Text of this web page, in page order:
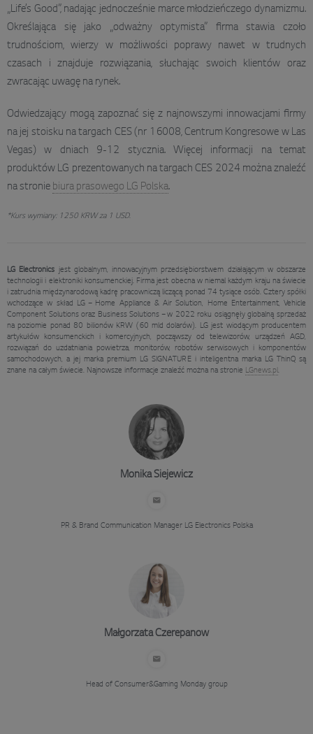
„Life’s Good”, nadając jednocześnie marce młodzieńczego dynamizmu.
Określająca się jako „odważny optymista” firma stawia czoło
trudnościom, wierzy w możliwości poprawy nawet w trudnych
czasach i znajduje rozwiązania, słuchając swoich klientów oraz
zwracając uwagę na rynek.
Odwiedzający mogą zapoznać się z najnowszymi innowacjami firmy
na jej stoisku na targach CES (nr 16008, Centrum Kongresowe w Las
Vegas) w dniach 9-12 stycznia. Więcej informacji na temat
produktów LG prezentowanych na targach CES 2024 można znaleźć
na stronie biura prasowego LG Polska.
*Kurs wymiany: 1250 KRW za 1 USD.
LG Electronics jest globalnym, innowacyjnym przedsiębiorstwem działającym w obszarze
technologii i elektroniki konsumenckiej. Firma jest obecna w niemal każdym kraju na świecie
i zatrudnia międzynarodową kadrę pracowniczą liczącą ponad 74 tysiące osób. Cztery spółki
wchodzące w skład LG – Home Appliance & Air Solution, Home Entertainment, Vehicle
Component Solutions oraz Business Solutions – w 2022 roku osiągnęły globalną sprzedaż
na poziomie ponad 80 bilionów KRW (60 mld dolarów). LG jest wiodącym producentem
artykułów konsumenckich i komercyjnych, począwszy od telewizorów, urządzeń AGD,
rozwiązań do uzdatniania powietrza, monitorów, robotów serwisowych i komponentów
samochodowych, a jej marka premium LG SIGNATURE i inteligentna marka LG ThinQ są
znane na całym świecie. Najnowsze informacje znaleźć można na stronie LGnews.pl.
Monika Siejewicz
PR & Brand Communication ManagerLG Electronics Polska
Małgorzata Czerepanow
Head of Consumer&Gaming Monday group